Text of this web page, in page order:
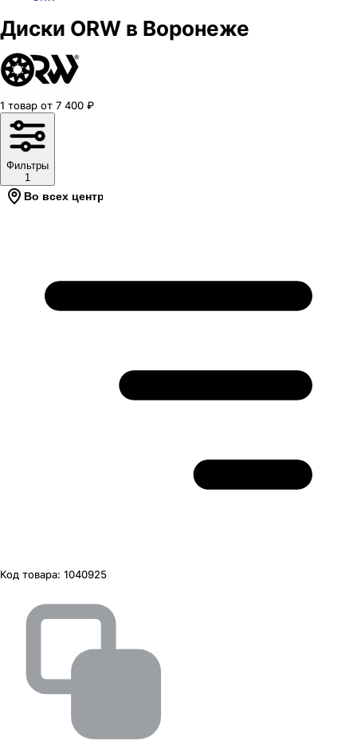
Диски ORW в Воронеже
1 товар от 7 400 ₽
Фильтры
1
Во всех центрах
Код товара: 1040925